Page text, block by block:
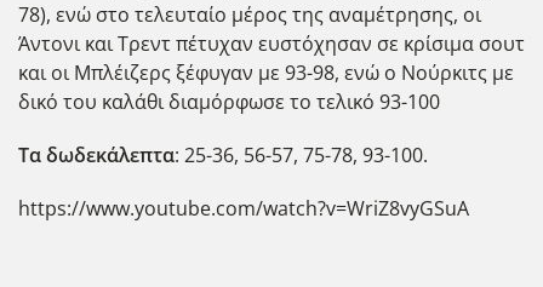
78), ενώ στο τελευταίο μέρος της αναμέτρησης, οι
Άντονι και Τρεντ πέτυχαν ευστόχησαν σε κρίσιμα σουτ
και οι Μπλέιζερς ξέφυγαν με 93-98, ενώ ο Νούρκιτς με
δικό του καλάθι διαμόρφωσε το τελικό 93-100
Τα δωδεκάλεπτα: 25-36, 56-57, 75-78, 93-100.
https://www.youtube.com/watch?v=WriZ8vyGSuA